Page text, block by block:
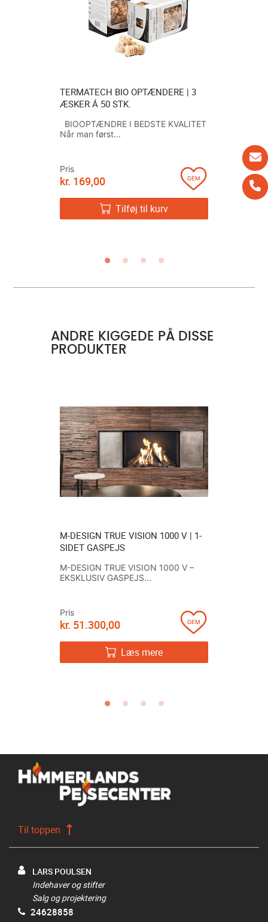
TERMATECH BIO OPTÆNDERE | 3
ÆSKER Á 50 STK.
BIOOPTÆNDRE I BEDSTE KVALITET
Når man først...
Pris
kr. 169,00
Tilføj til kurv
OG
ANDRE KIGGEDE PÅ DISSE
PRODUKTER
M-DESIGN TRUE VISION 1000 V | 1-
SIDET GASPEJS
M-DESIGN TRUE VISION 1000 V –
EKSKLUSIV GASPEJS...
Pris
kr. 51.300,00
Læs mere
Til toppen
LARS POULSEN
Indehaver og stifter
Salg og projektering
24628858